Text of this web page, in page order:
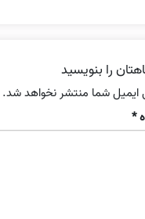
را بنویسید
ایمیل شما منتشر نخواهد شد.
*